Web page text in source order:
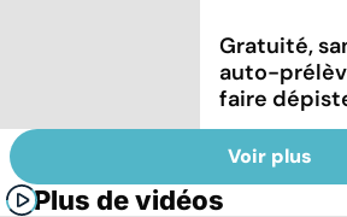
Gratuité,
auto-
faire
Voir plus
Plus de vidéos